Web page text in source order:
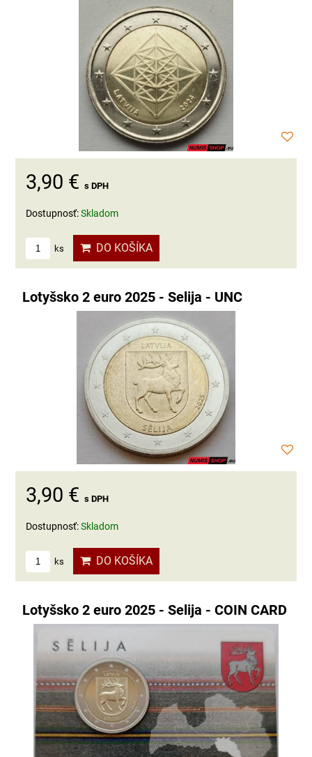
3,90 € s DPH
Dostupnosť:Skladom
ks DO KOŠÍKA
Lotyšsko 2 euro 2025 - Selija - UNC
3,90 € s DPH
Dostupnosť:Skladom
ks DO KOŠÍKA
Lotyšsko 2 euro 2025 - Selija - COIN CARD